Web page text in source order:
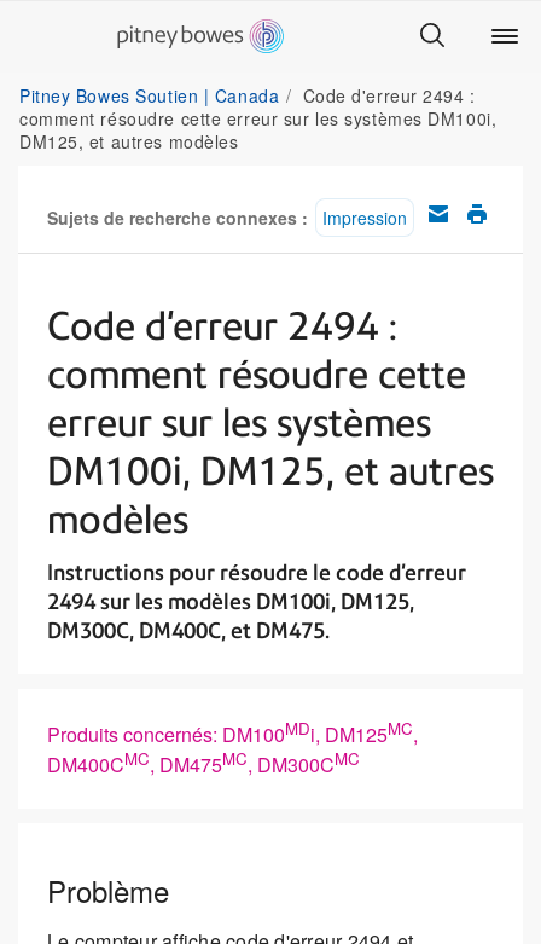
Pitney Bowes Soutien | Canada
Code d'erreur 2494 :
comment résoudre cette erreur sur les systèmes DM100i,
DM125, et autres modèles
Sujets de recherche connexes : Impression
Code d'erreur 2494 :
comment résoudre cette
erreur sur les systèmes
DM100i, DM125, et autres
modèles
Instructions pour résoudre le code d'erreur
2494 sur les modèles DM100i, DM125,
DM300C, DM400C, et DM475.
Produits concernés: DM100MDi, DM125MC,
DM400CMC, DM475MC, DM300CMC
Problème